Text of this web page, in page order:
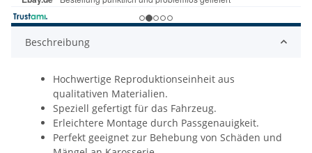
Beschreibung
Hochwertige Reproduktionseinheit aus
qualitativen Materialien.
Speziell gefertigt für das Fahrzeug.
Erleichtere Montage durch Passgenauigkeit.
Perfekt geeignet zur Behebung von Schäden und